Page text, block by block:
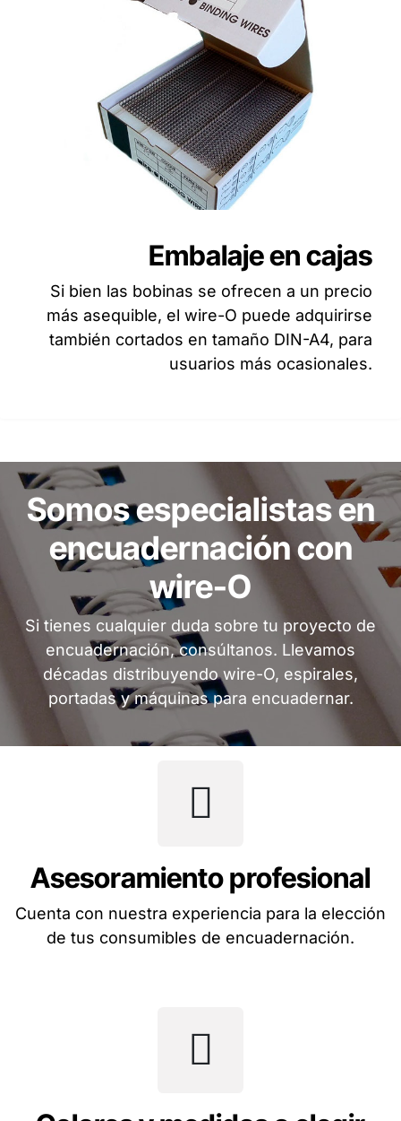
Embalaje en cajas
Si bien las bobinas se ofrecen a un precio
más asequible, el wire-O puede adquirirse
también cortados en tamaño DIN-A4, para
usuarios más ocasionales.
Somos especialistas en
encuadernación con
wire-O
Si tienes cualquier duda sobre tu proyecto de
encuadernación, consúltanos. Llevamos
décadas distribuyendo wire-O, espirales,
portadas y máquinas para encuadernar.
Asesoramiento profesional
Cuenta con nuestra experiencia para la elección
de tus consumibles de encuadernación.